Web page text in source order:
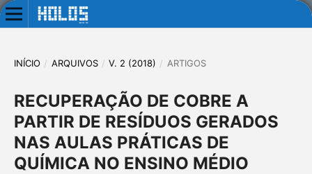
INÍCIO / ARQUIVOS / V. 2 (2018) / ARTIGOS
RECUPERAÇÃO DE COBRE A
PARTIR DE RESÍDUOS GERADOS
NAS AULAS PRÁTICAS DE
QUÍMICA NO ENSINO MÉDIO